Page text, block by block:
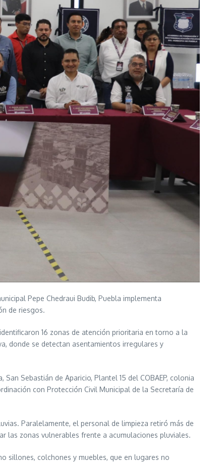
Pepe Chedraui Budib, Puebla implementa
de riesgos.
16 zonas de atención prioritaria en torno a la
donde se detectan asentamientos irregulares y
Sebastián de Aparicio, Plantel 15 del COBAEP, colonia
con Protección Civil Municipal de la Secretaría de
Paralelamente, el personal de limpieza retiró más de
las zonas vulnerables frente a acumulaciones pluviales.
sillones, colchones y muebles, que en lugares no